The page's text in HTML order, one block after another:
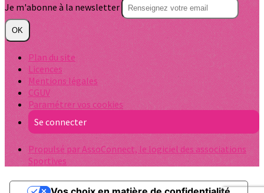
Je m'abonne à la newsletter
OK
Plan du site
Licences
Mentions légales
CGUV
Paramétrer vos cookies
Se connecter
Propulsé par AssoConnect, le logiciel des associations
Sportives